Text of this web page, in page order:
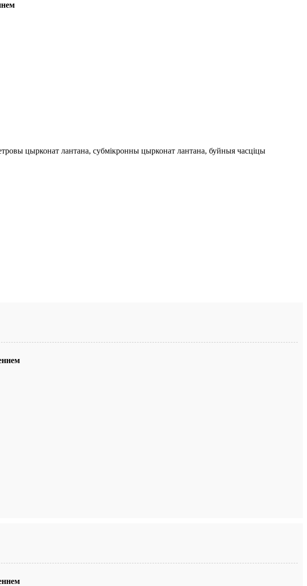
цырконат лантана, субмікронны цырконат лантана, буйныя часціцы